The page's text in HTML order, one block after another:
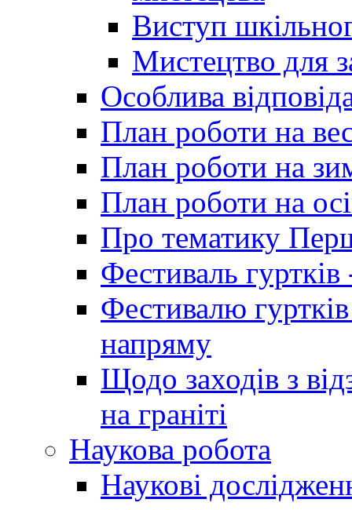
Виступ
Мистецтво для
Особлива
План роботи на
План роботи на
План роботи на
Про тематику
Фестиваль
Фестивалю
напряму
Щодо заходів з
на граніті
Наукова робота
Наукові